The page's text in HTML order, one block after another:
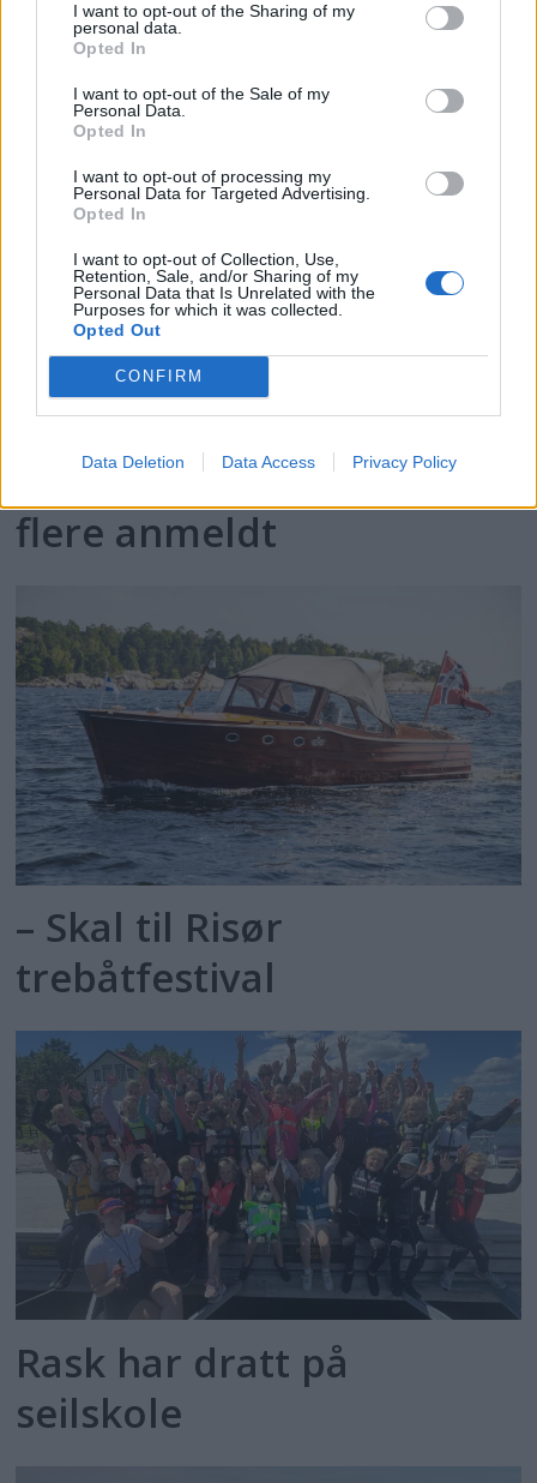
I want to opt-out of the Sharing of my
personal data.
Opted In
I want to opt-out of the Sale of my
Personal Data.
Opted In
I want to opt-out of processing my
Personal Data for Targeted Advertising.
Opted In
I want to opt-out of Collection, Use,
Retention, Sale, and/or Sharing of my
Personal Data that Is Unrelated with the
Purposes for which it was collected.
Opted Out
CONFIRM
Data Deletion Data Access Privacy Policy
Norsk vikingskip i
storfilmen The Odyssey
PLUS
Politiet med storaksjon -
flere anmeldt
– Skal til Risør
trebåtfestival
Rask har dratt på
seilskole